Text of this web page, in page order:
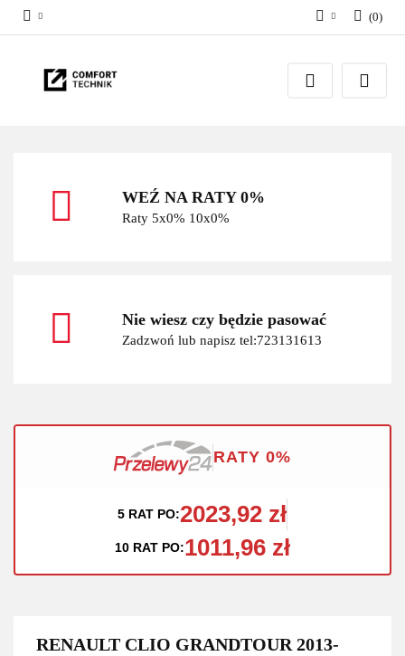
Zaloguj się
Zarejestruj się
(0)
WEŹ NA RATY 0%
Raty 5x0% 10x0%
Nie wiesz czy będzie pasować
Zadzwoń lub napisz tel:723131613
RATY 0%
5 RAT PO:2023,92 zł
10 RAT PO:1011,96 zł
RENAULT CLIO GRANDTOUR 2013-